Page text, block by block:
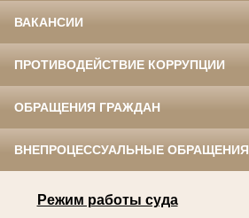
ВАКАНСИИ
ПРОТИВОДЕЙСТВИЕ КОРРУПЦИИ
ОБРАЩЕНИЯ ГРАЖДАН
ВНЕПРОЦЕССУАЛЬНЫЕ ОБРАЩЕНИЯ
Режим работы суда